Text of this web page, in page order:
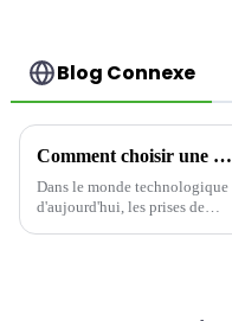
Blog Connexe
Comment choisir une prise de charge USB : alimentez votre espace intelligemment-1
Dans le monde technologique
d'aujourd'hui, les prises de